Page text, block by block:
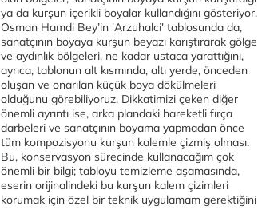
ya da kurşun içerikli boyalar kullandığını gösteriyor.
Osman Hamdi Bey’in 'Arzuhalci' tablosunda da,
sanatçının boyaya kurşun beyazı karıştırarak gölge
ve aydınlık bölgeleri, ne kadar ustaca yarattığını,
ayrıca, tablonun alt kısmında, altı yerde, önceden
oluşan ve onarılan küçük boya dökülmeleri
olduğunu görebiliyoruz. Dikkatimizi çeken diğer
önemli ayrıntı ise, arka plandaki hareketli fırça
darbeleri ve sanatçının boyama yapmadan önce
tüm kompozisyonu kurşun kalemle çizmiş olması.
Bu, konservasyon sürecinde kullanacağım çok
önemli bir bilgi; tabloyu temizleme aşamasında,
eserin orijinalindeki bu kurşun kalem çizimleri
korumak için özel bir teknik uygulamam gerektiğini